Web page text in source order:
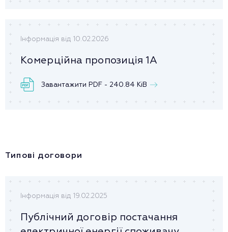
Інформація від 10.02.2026
Комерційна пропозиція 1А
Завантажити PDF - 240.84 KiB
Типові договори
Інформація від 19.02.2025
Публічний договір постачання